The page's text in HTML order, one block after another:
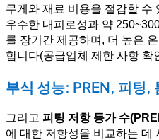
무게와 재료 비용을 절감할 수
우수한 내피로성과 약
를 장기간 제공하며, 더 높은
합니다(공급업체 제한 사항 확
부식 성능: PREN, 피팅,
그리고 피팅 저항 등가 수
에 대한 저항성을 비교하는 데